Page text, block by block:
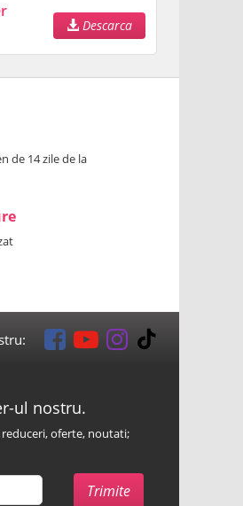
Descarca
de 14 zile de la
ul nostru.
oferte, noutati;